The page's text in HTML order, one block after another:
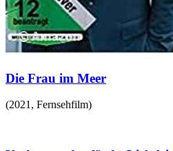
Die Frau im Meer
(2021 , Fernsehfilm)